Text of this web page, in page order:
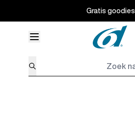
Gratis goodies
Zoek naar producten